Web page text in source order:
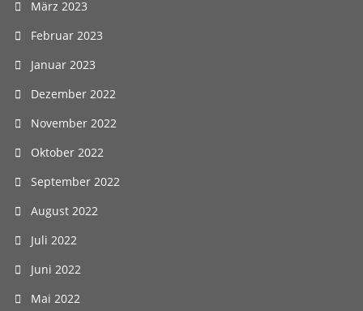
März 2023
Februar 2023
Januar 2023
Dezember 2022
November 2022
Oktober 2022
September 2022
August 2022
Juli 2022
Juni 2022
Mai 2022